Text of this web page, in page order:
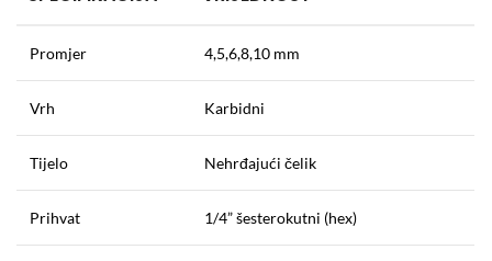
Promjer 4,5,6,8,10 mm
Vrh Karbidni
Tijelo Nehrđajući čelik
Prihvat 1/4” šesterokutni (hex)